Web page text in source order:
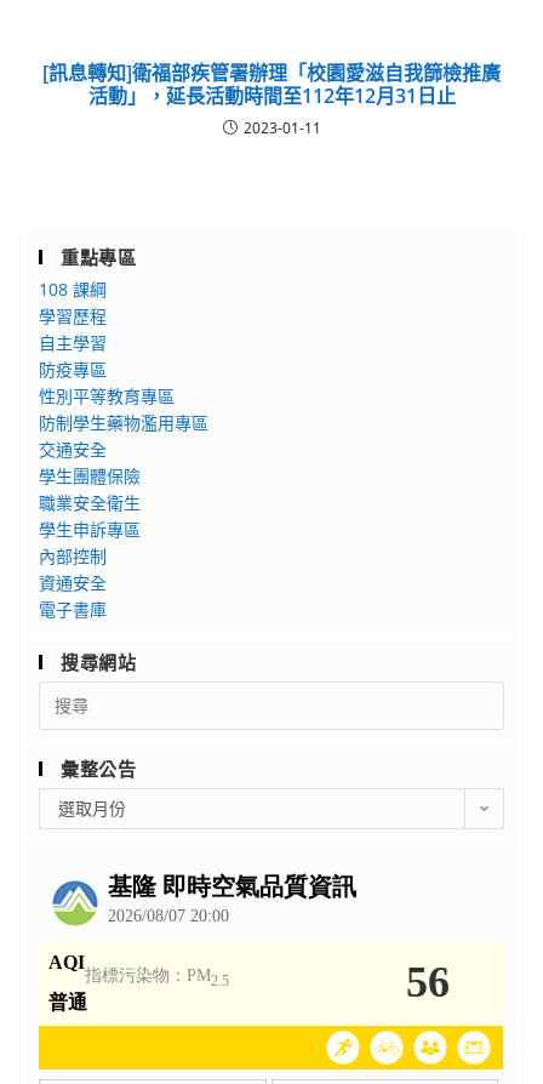
[訊息轉知]衛福部疾管署辦理「校園愛滋自我篩檢推廣
活動」，延長活動時間至112年12月31日止
2023-01-11
重點專區
108 課綱
學習歷程
自主學習
防疫專區
性別平等教育專區
防制學生藥物濫用專區
交通安全
學生團體保險
職業安全衛生
學生申訴專區
內部控制
資通安全
電子書庫
搜尋網站
Search
for:
彙整公告
整
選取月份